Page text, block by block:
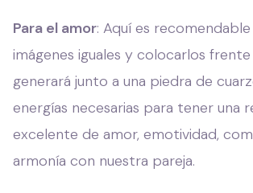
Para el amor: Aquí es
imágenes iguales y colocarlos
generará junto a una piedra de
energías necesarias para tener una
excelente de amor, emotividad,
armonía con nuestra pareja.